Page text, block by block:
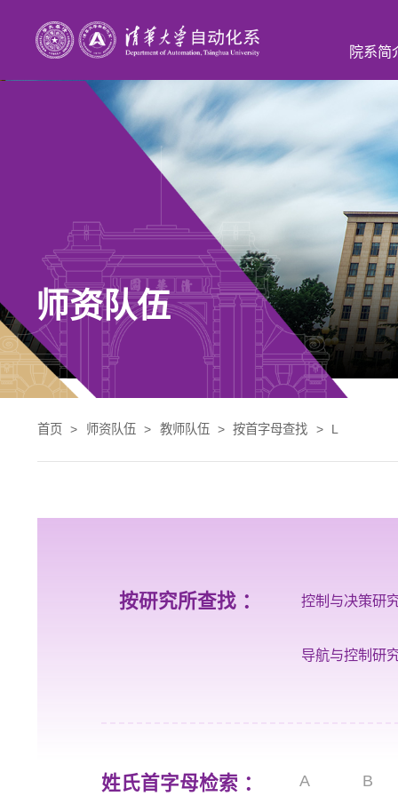
院系简
师资队伍
首页 > 师资队伍 > 教师队伍 > 按首字母查找 > L
按研究所查找 ： 控制与决策研
导航与控制研
姓氏首字母检索 ： A B